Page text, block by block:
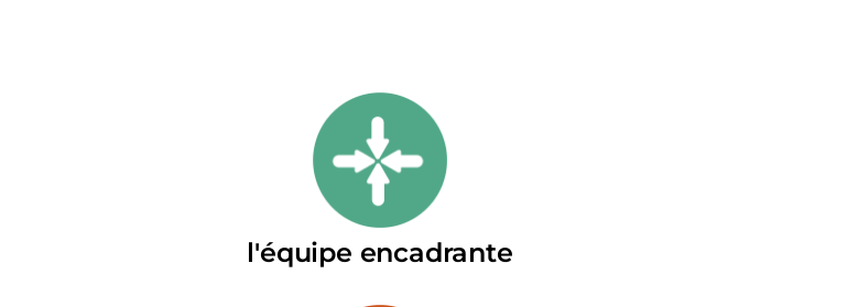
l'équipe encadrante